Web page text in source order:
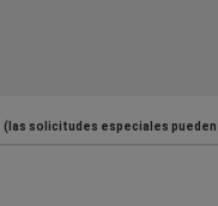
(las solicitudes especiales